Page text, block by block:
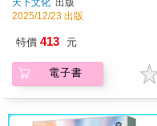
天下文化 出版
2025/12/23 出版
特價 413 元
電子書